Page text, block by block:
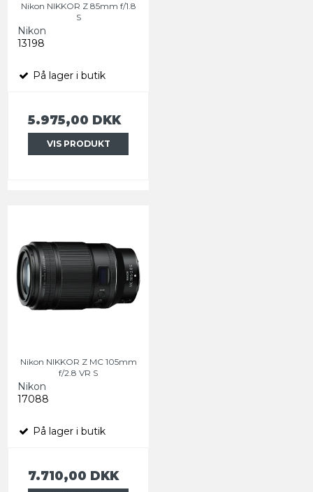
Nikon NIKKOR Z 85mm f/1.8
S
Nikon
13198
På lager i butik
5.975,00 DKK
VIS PRODUKT
Nikon NIKKOR Z MC 105mm
f/2.8 VR S
Nikon
17088
På lager i butik
7.710,00 DKK